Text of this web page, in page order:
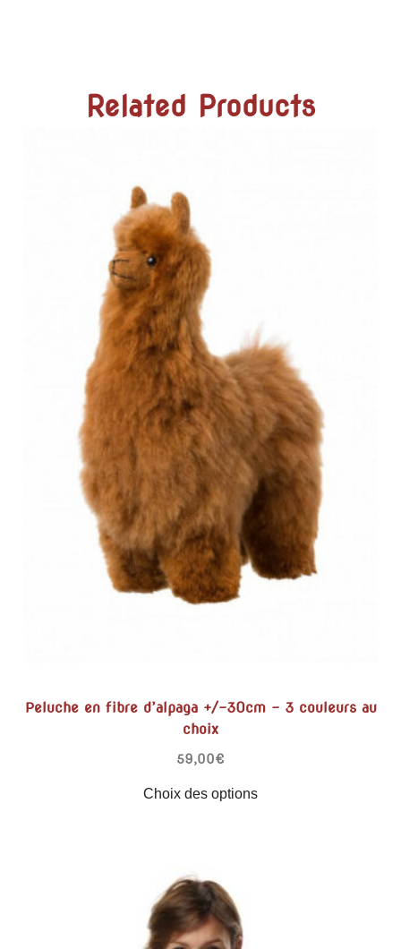
Related Products
Peluche en fibre d’alpaga +/-30cm – 3 couleurs au
choix
59,00€
Choix des options